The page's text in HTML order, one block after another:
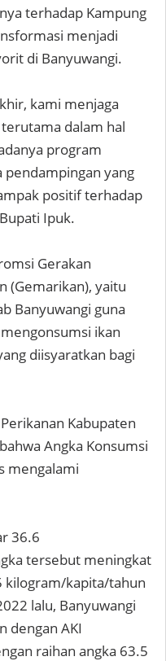
terhadap Kampung
menjadi
di Banyuwangi.
kami menjaga
dalam hal
program
yang
positif terhadap
Ipuk.
Gerakan
(Gemarikan), yaitu
Banyuwangi guna
ikan
diisyaratkan bagi
Kabupaten
Angka Konsumsi
mengalami
36.6
tersebut meningkat
kilogram/kapita/tahun
lalu, Banyuwangi
dengan AKI
raihan angka 63.5